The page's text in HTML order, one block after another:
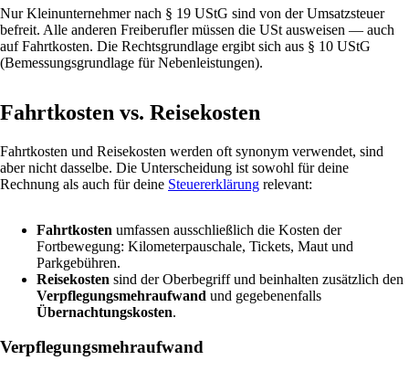
Nur Kleinunternehmer nach § 19 UStG sind von der Umsatzsteuer
befreit. Alle anderen Freiberufler müssen die USt ausweisen — auch
auf Fahrtkosten. Die Rechtsgrundlage ergibt sich aus § 10 UStG
(Bemessungsgrundlage für Nebenleistungen).
Fahrtkosten vs. Reisekosten
Fahrtkosten und Reisekosten werden oft synonym verwendet, sind
aber nicht dasselbe. Die Unterscheidung ist sowohl für deine
Rechnung als auch für deine Steuererklärung relevant:
Fahrtkosten umfassen ausschließlich die Kosten der
Fortbewegung: Kilometerpauschale, Tickets, Maut und
Parkgebühren.
Reisekosten sind der Oberbegriff und beinhalten zusätzlich den
Verpflegungsmehraufwand und gegebenenfalls
Übernachtungskosten.
Verpflegungsmehraufwand